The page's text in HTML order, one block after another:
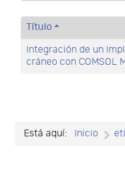
Título
Integración de un
cráneo con COMSOL
Está aquí: Inicio